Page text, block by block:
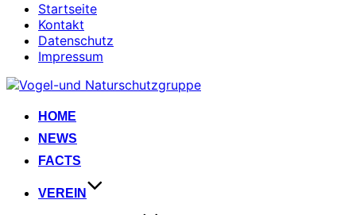
Startseite
Kontakt
Datenschutz
Impressum
Zum
springenHOME
NEWS
FACTS
VEREIN